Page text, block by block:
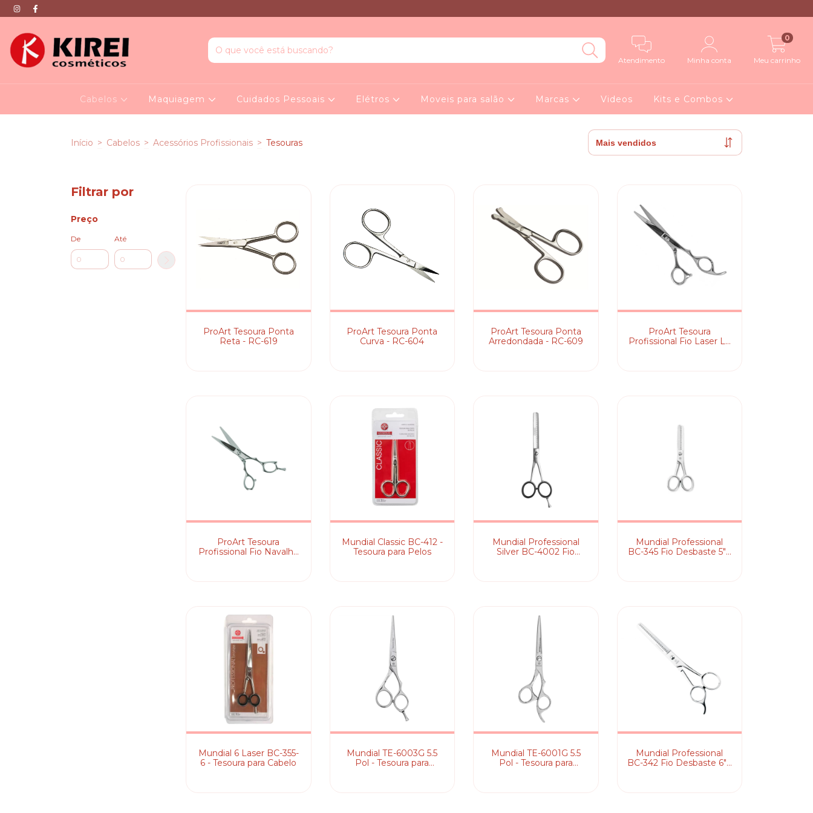
Atendimento Minha conta Meu carrinho
0
Cabelos Maquiagem Cuidados Pessoais Elétros Moveis para salão Marcas Videos Kits e Combos
Início > Cabelos > Acessórios Profissionais > Tesouras
Filtrar por
Preço
De Até
ProArt Tesoura Ponta
Reta - RC-619
ProArt Tesoura Ponta
Curva - RC-604
ProArt Tesoura Ponta
Arredondada - RC-609
ProArt Tesoura
Profissional Fio Laser L7
ProArt Tesoura
Profissional Fio Navalha
Mundial Classic BC-412 -
Tesoura para Pelos
Mundial Professional
Silver BC-4002 Fio
Mundial Professional
BC-345 Fio Desbaste 5" -
Mundial 6 Laser BC-355-
6 - Tesoura para Cabelo
Mundial TE-6003G 5.5
Pol - Tesoura para
Mundial TE-6001G 5.5
Pol - Tesoura para
Mundial Professional
BC-342 Fio Desbaste 6" -